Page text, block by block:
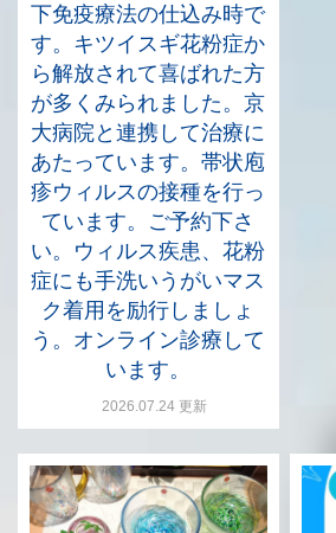
下免疫療法の仕込み時で
す。キツイスギ花粉症か
ら解放されて喜ばれた方
が多くみられました。京
大病院と連携して治療に
あたっています。帯状庖
疹ウィルスの接種を行っ
ています。ご予約下さ
い。ウィルス疾患、花粉
症にも手洗いうがいマス
ク着用を励行しましょ
う。オンライン診療して
います。
2026.07.24 更新